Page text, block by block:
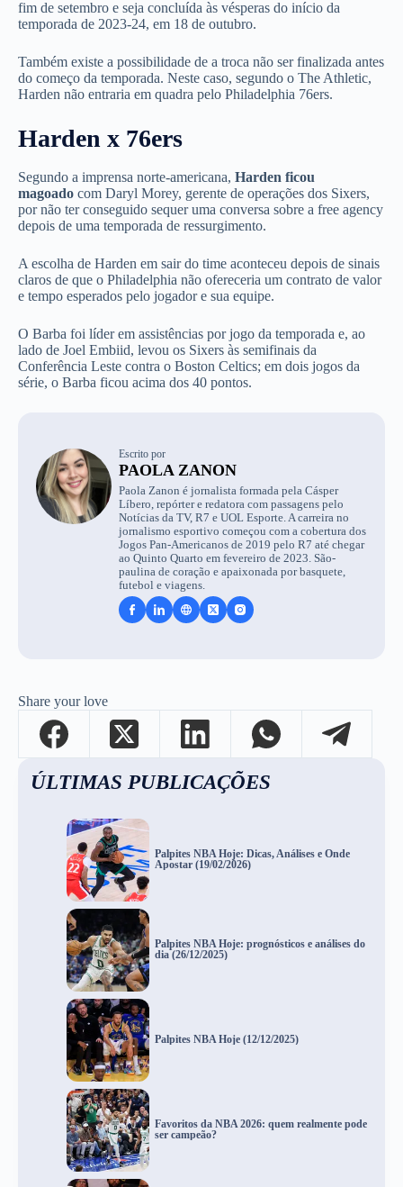
fim de setembro e seja concluída às vésperas do início da
temporada de 2023-24, em 18 de outubro.
Também existe a possibilidade de a troca não ser finalizada antes
do começo da temporada. Neste caso, segundo o The Athletic,
Harden não entraria em quadra pelo Philadelphia 76ers.
Harden x 76ers
Segundo a imprensa norte-americana, Harden ficou
magoado com Daryl Morey, gerente de operações dos Sixers,
por não ter conseguido sequer uma conversa sobre a free agency
depois de uma temporada de ressurgimento.
A escolha de Harden em sair do time aconteceu depois de sinais
claros de que o Philadelphia não ofereceria um contrato de valor
e tempo esperados pelo jogador e sua equipe.
O Barba foi líder em assistências por jogo da temporada e, ao
lado de Joel Embiid, levou os Sixers às semifinais da
Conferência Leste contra o Boston Celtics; em dois jogos da
série, o Barba ficou acima dos 40 pontos.
Escrito por
PAOLA ZANON
Paola Zanon é jornalista formada pela Cásper
Líbero, repórter e redatora com passagens pelo
Notícias da TV, R7 e UOL Esporte. A carreira no
jornalismo esportivo começou com a cobertura dos
Jogos Pan-Americanos de 2019 pelo R7 até chegar
ao Quinto Quarto em fevereiro de 2023. São-
paulina de coração e apaixonada por basquete,
futebol e viagens.
Share your love
ÚLTIMAS PUBLICAÇÕES
Palpites NBA Hoje: Dicas, Análises e Onde
Apostar (19/02/2026)
Palpites NBA Hoje: prognósticos e análises do
dia (26/12/2025)
Palpites NBA Hoje (12/12/2025)
Favoritos da NBA 2026: quem realmente pode
ser campeão?